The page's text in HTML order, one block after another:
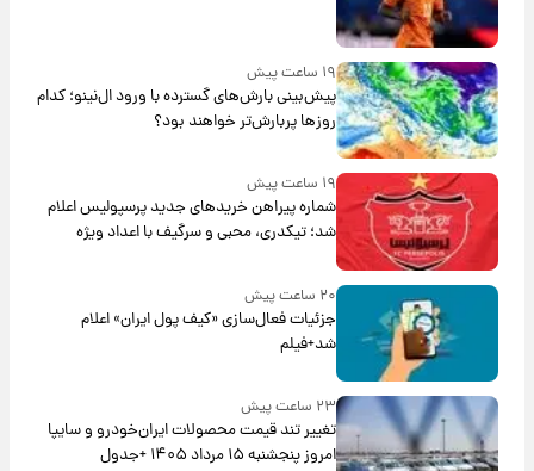
۱۹ ساعت پیش
پیش‌بینی بارش‌های گسترده با ورود ال‌نینو؛ کدام
روزها پربارش‌تر خواهند بود؟
۱۹ ساعت پیش
شماره پیراهن خریدهای جدید پرسپولیس اعلام
شد؛ تیکدری، محبی و سرگیف با اعداد ویژه
۲۰ ساعت پیش
جزئیات فعال‌سازی «کیف پول ایران» اعلام
شد+فیلم
۲۳ ساعت پیش
تغییر تند قیمت محصولات ایران‌خودرو و سایپا
امروز پنجشنبه ۱۵ مرداد ۱۴۰۵ +جدول